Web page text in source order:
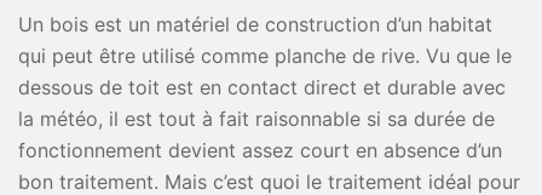
Un bois est un matériel de construction d’un habitat
qui peut être utilisé comme planche de rive. Vu que le
dessous de toit est en contact direct et durable avec
la météo, il est tout à fait raisonnable si sa durée de
fonctionnement devient assez court en absence d’un
bon traitement. Mais c’est quoi le traitement idéal pour